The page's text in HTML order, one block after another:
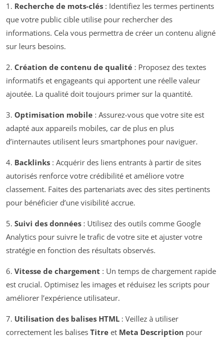
1. Recherche de mots-clés : Identifiez les termes pertinents
que votre public cible utilise pour rechercher des
informations. Cela vous permettra de créer un contenu aligné
sur leurs besoins.
2. Création de contenu de qualité : Proposez des textes
informatifs et engageants qui apportent une réelle valeur
ajoutée. La qualité doit toujours primer sur la quantité.
3. Optimisation mobile : Assurez-vous que votre site est
adapté aux appareils mobiles, car de plus en plus
d’internautes utilisent leurs smartphones pour naviguer.
4. Backlinks : Acquérir des liens entrants à partir de sites
autorisés renforce votre crédibilité et améliore votre
classement. Faites des partenariats avec des sites pertinents
pour bénéficier d’une visibilité accrue.
5. Suivi des données : Utilisez des outils comme Google
Analytics pour suivre le trafic de votre site et ajuster votre
stratégie en fonction des résultats observés.
6. Vitesse de chargement : Un temps de chargement rapide
est crucial. Optimisez les images et réduisez les scripts pour
améliorer l’expérience utilisateur.
7. Utilisation des balises HTML : Veillez à utiliser
correctement les balises Titre et Meta Description pour